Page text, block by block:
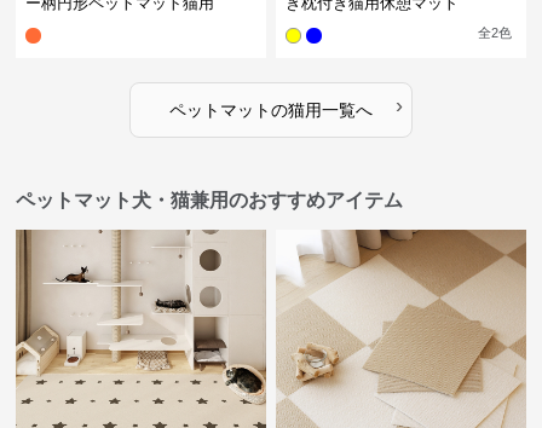
全2色
ペットマットの猫用一覧へ ›
ペットマット犬・猫兼用のおすすめアイテム